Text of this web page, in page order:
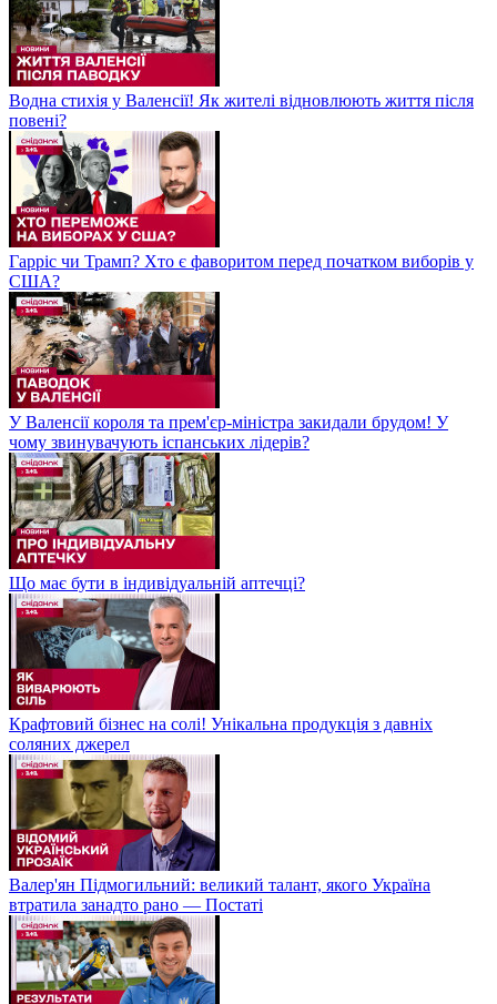
Водна стихія у Валенсії! Як жителі відновлюють життя після
повені?
Гарріс чи Трамп? Хто є фаворитом перед початком виборів у
США?
У Валенсії короля та прем'єр-міністра закидали брудом! У
чому звинувачують іспанських лідерів?
Що має бути в індивідуальній аптечці?
Крафтовий бізнес на солі! Унікальна продукція з давніх
соляних джерел
Валер'ян Підмогильний: великий талант, якого Україна
втратила занадто рано — Постаті